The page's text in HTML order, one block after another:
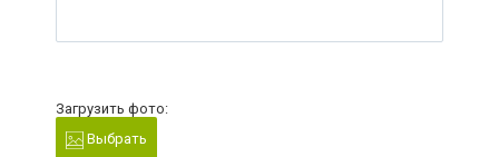
Загрузить фото:
Выбрать